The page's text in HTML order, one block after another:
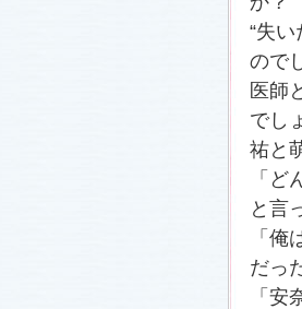
“失
ので
医師
でし
祐と
「
と言
「
だっ
「